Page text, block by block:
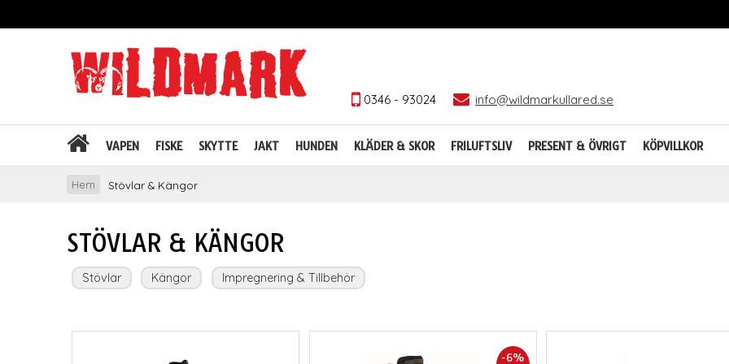
0346 - 93024 info@wildmarkullared.se
VAPEN FISKE SKYTTE JAKT HUNDEN KLÄDER & SKOR FRILUFTSLIV PRESENT & ÖVRIGT KÖPVILLKOR
Hem Stövlar & Kängor
STÖVLAR & KÄNGOR
Stövlar Kängor Impregnering & Tillbehör
-6%